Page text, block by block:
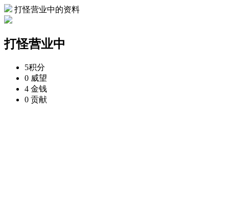
打怪营业中的资料
打怪营业中
5积分
0 威望
4 金钱
0 贡献